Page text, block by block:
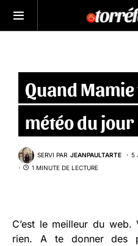
Quand
météo du jour
SERVI PAR JEANPAULTARTE 5
1 MINUTE DE LECTURE
C’est le meilleur du
rien. A te donner des